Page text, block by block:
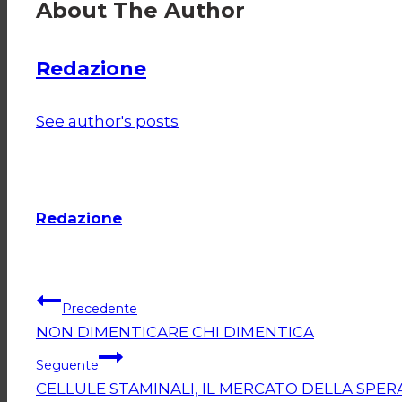
About The Author
Redazione
See author's posts
Redazione
Navigazione
articoli
Precedente
NON DIMENTICARE CHI DIMENTICA
Seguente
CELLULE STAMINALI, IL MERCATO DELLA